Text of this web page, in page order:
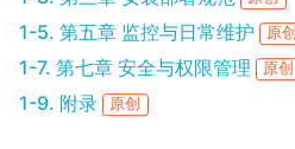
1-5. 第五章 监控与日常维护 原创
1-7. 第七章 安全与权限管理 原创
1-9. 附录 原创